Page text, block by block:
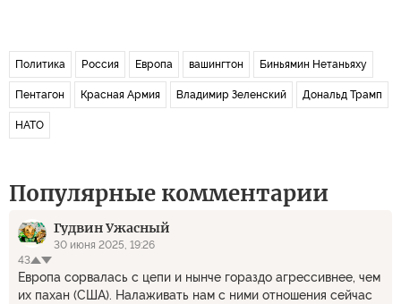
Политика Россия Европа вашингтон Биньямин Нетаньяху
Пентагон Красная Армия Владимир Зеленский Дональд Трамп
НАТО
Популярные комментарии
Гудвин Ужасный
30 июня 2025, 19:26
43
Европа сорвалась с цепи и нынче гораздо агрессивнее, чем
их пахан (США). Налаживать нам с ними отношения сейчас